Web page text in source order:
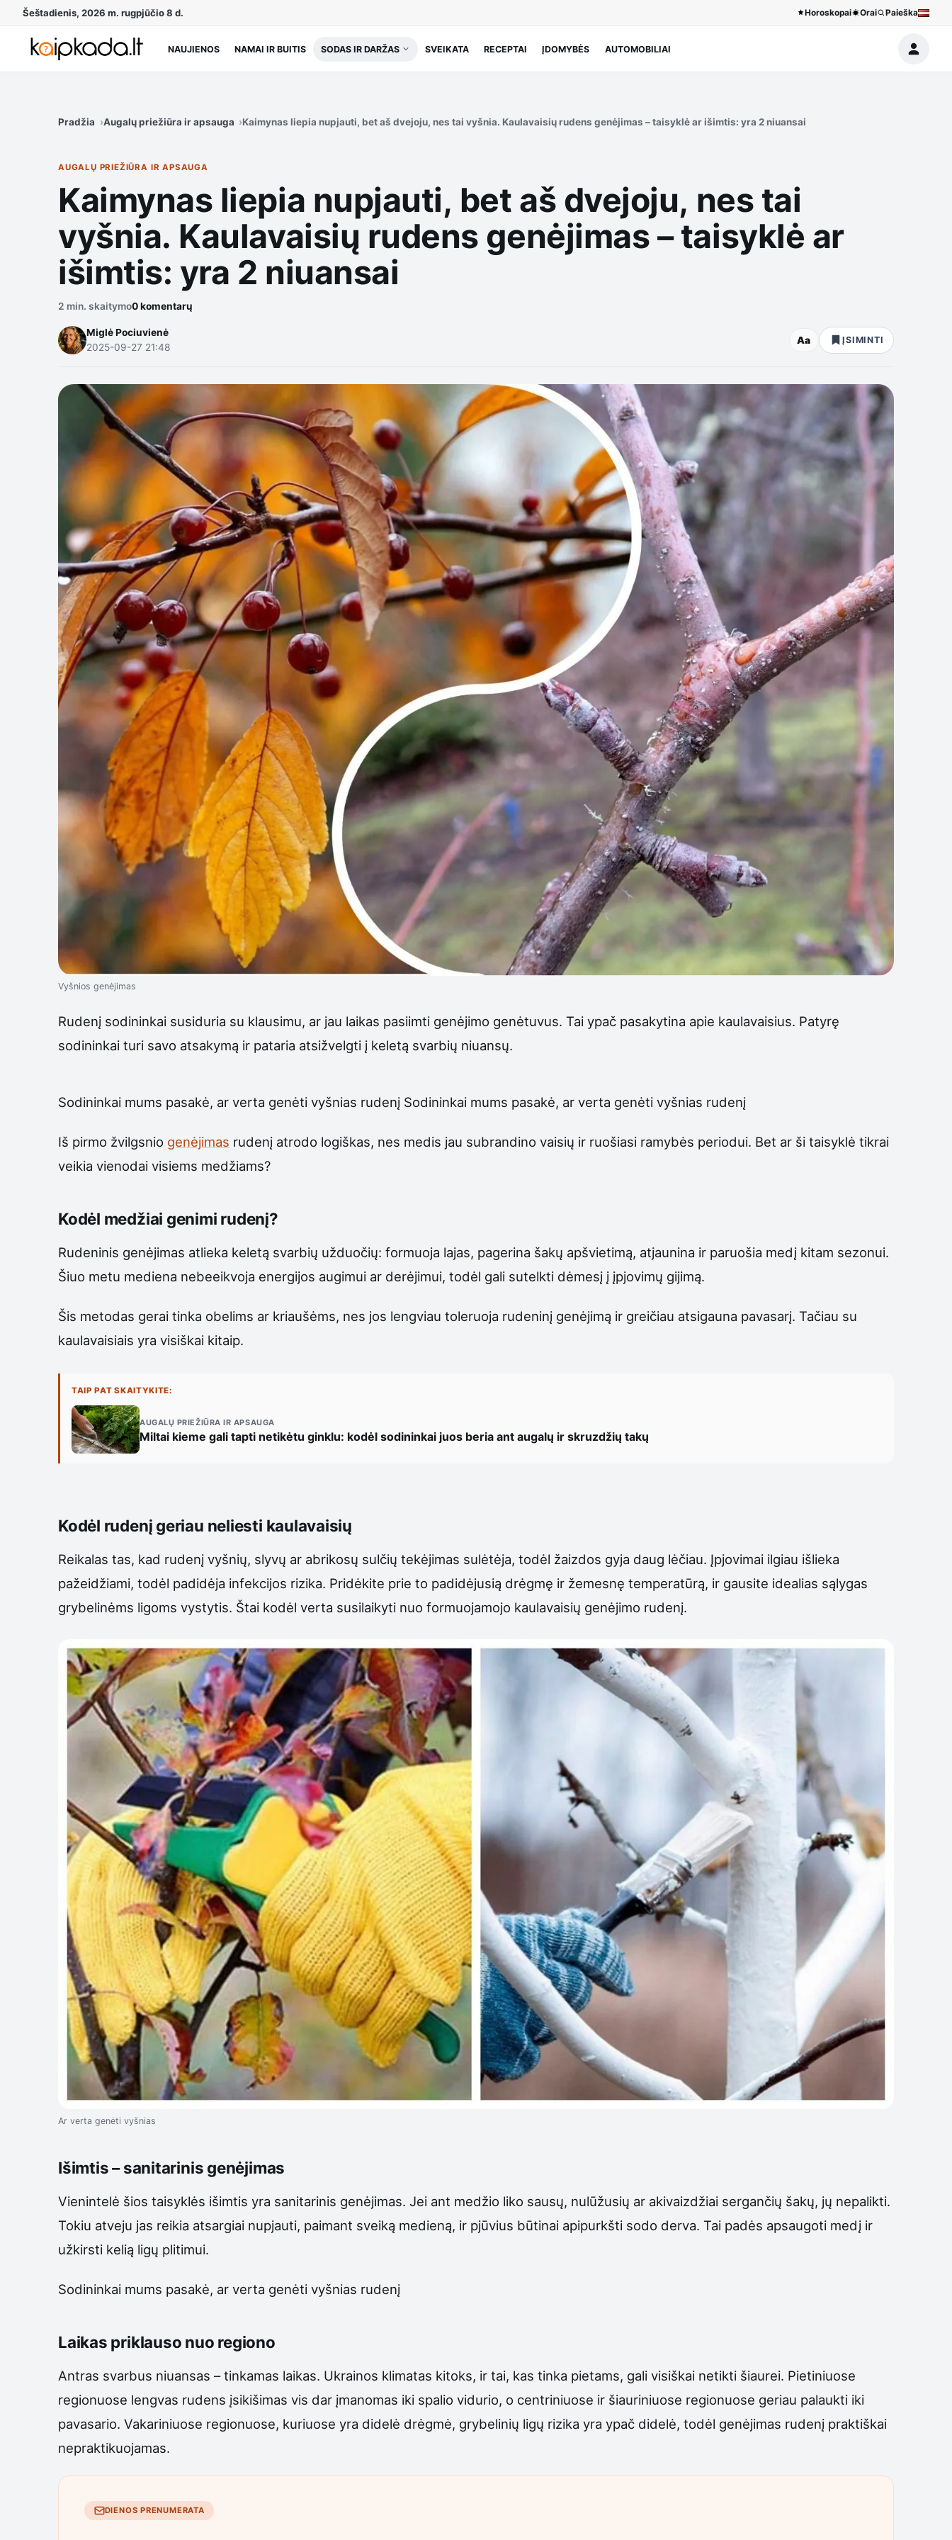
Šeštadienis, 2026 m. rugpjūčio 8 d. Horoskopai Orai Paieška
NAUJIENOS NAMAI IR BUITIS SODAS IR DARŽAS SVEIKATA RECEPTAI ĮDOMYBĖS AUTOMOBILIAI
Pradžia Augalų priežiūra ir apsauga Kaimynas liepia nupjauti, bet aš dvejoju, nes tai vyšnia. Kaulavaisių rudens genėjimas – taisyklė ar išimtis: yra 2 niuansai
AUGALŲ PRIEŽIŪRA IR APSAUGA
Kaimynas liepia nupjauti, bet aš dvejoju, nes tai
vyšnia. Kaulavaisių rudens genėjimas – taisyklė ar
išimtis: yra 2 niuansai
2 min. skaitymo0 komentarų
Miglė Pociuvienė
2025-09-27 21:48
Aa ĮSIMINTI
Vyšnios genėjimas
Rudenį sodininkai susiduria su klausimu, ar jau laikas pasiimti genėjimo genėtuvus. Tai ypač pasakytina apie kaulavaisius. Patyrę
sodininkai turi savo atsakymą ir pataria atsižvelgti į keletą svarbių niuansų.
Sodininkai mums pasakė, ar verta genėti vyšnias rudenį Sodininkai mums pasakė, ar verta genėti vyšnias rudenį
Iš pirmo žvilgsnio genėjimas rudenį atrodo logiškas, nes medis jau subrandino vaisių ir ruošiasi ramybės periodui. Bet ar ši taisyklė tikrai
veikia vienodai visiems medžiams?
Kodėl medžiai genimi rudenį?
Rudeninis genėjimas atlieka keletą svarbių užduočių: formuoja lajas, pagerina šakų apšvietimą, atjaunina ir paruošia medį kitam sezonui.
Šiuo metu mediena nebeeikvoja energijos augimui ar derėjimui, todėl gali sutelkti dėmesį į įpjovimų gijimą.
Šis metodas gerai tinka obelims ar kriaušėms, nes jos lengviau toleruoja rudeninį genėjimą ir greičiau atsigauna pavasarį. Tačiau su
kaulavaisiais yra visiškai kitaip.
TAIP PAT SKAITYKITE:
AUGALŲ PRIEŽIŪRA IR APSAUGA
Miltai kieme gali tapti netikėtu ginklu: kodėl sodininkai juos beria ant augalų ir skruzdžių takų
Kodėl rudenį geriau neliesti kaulavaisių
Reikalas tas, kad rudenį vyšnių, slyvų ar abrikosų sulčių tekėjimas sulėtėja, todėl žaizdos gyja daug lėčiau. Įpjovimai ilgiau išlieka
pažeidžiami, todėl padidėja infekcijos rizika. Pridėkite prie to padidėjusią drėgmę ir žemesnę temperatūrą, ir gausite idealias sąlygas
grybelinėms ligoms vystytis. Štai kodėl verta susilaikyti nuo formuojamojo kaulavaisių genėjimo rudenį.
Ar verta genėti vyšnias
Išimtis – sanitarinis genėjimas
Vienintelė šios taisyklės išimtis yra sanitarinis genėjimas. Jei ant medžio liko sausų, nulūžusių ar akivaizdžiai sergančių šakų, jų nepalikti.
Tokiu atveju jas reikia atsargiai nupjauti, paimant sveiką medieną, ir pjūvius būtinai apipurkšti sodo derva. Tai padės apsaugoti medį ir
užkirsti kelią ligų plitimui.
Sodininkai mums pasakė, ar verta genėti vyšnias rudenį
Laikas priklauso nuo regiono
Antras svarbus niuansas – tinkamas laikas. Ukrainos klimatas kitoks, ir tai, kas tinka pietams, gali visiškai netikti šiaurei. Pietiniuose
regionuose lengvas rudens įsikišimas vis dar įmanomas iki spalio vidurio, o centriniuose ir šiauriniuose regionuose geriau palaukti iki
pavasario. Vakariniuose regionuose, kuriuose yra didelė drėgmė, grybelinių ligų rizika yra ypač didelė, todėl genėjimas rudenį praktiškai
nepraktikuojamas.
DIENOS PRENUMERATA